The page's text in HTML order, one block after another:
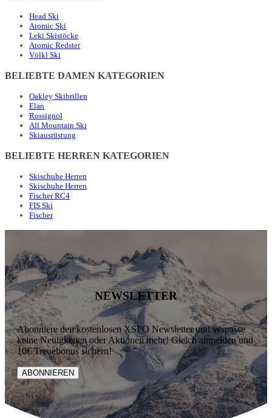
Head Ski
Atomic Ski
Leki Skistöcke
Atomic Redster
Völkl Ski
BELIEBTE DAMEN KATEGORIEN
Oakley Skibrillen
Elan
Rossignol
All Mountain Ski
Skiausrüstung
BELIEBTE HERREN KATEGORIEN
Skischuhe Herren
Skischuhe Herren
Fischer RC4
FIS Ski
Fischer
NEWSLETTER
Abonniere den kostenlosen XSPO Newsletter und verpasse
keine Neuigkeiten oder Aktionen mehr! Gleich anmelden und
10€ Treuebonus sichern!
ABONNIEREN